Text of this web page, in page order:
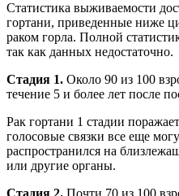
Статистика выживаемости
гортани, приведенные ниже
раком горла. Полной
так как данных недостаточно.
Стадия 1. Около 90 из 100
течение 5 и более лет после
Рак гортани 1 стадии
голосовые связки все еще
распространился на
или другие органы.